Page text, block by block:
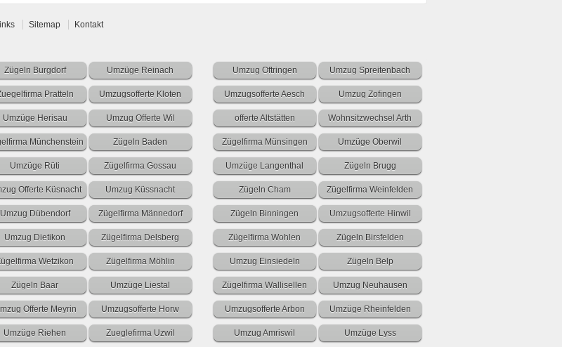
Sitemap Kontakt
Zügeln Burgdorf
Pratteln
Umzüge Herisau
Münchenstein
Umzüge Rüti
Offerte Küsnacht
Umzug Dübendorf
Umzug Dietikon
Wetzikon
Zügeln Baar
Offerte Meyrin
Umzüge Riehen
Umzüge Reinach
Umzugsofferte Kloten
Umzug Offerte Wil
Zügeln Baden
Zügelfirma Gossau
Umzug Küssnacht
Zügelfirma Männedorf
Zügelfirma Delsberg
Zügelfirma Möhlin
Umzüge Liestal
Umzugsofferte Horw
Zueglefirma Uzwil
Umzug Oftringen
Umzugsofferte Aesch
offerte Altstätten
Zügelfirma Münsingen
Umzüge Langenthal
Zügeln Cham
Zügeln Binningen
Zügelfirma Wohlen
Umzug Einsiedeln
Zügelfirma Wallisellen
Umzugsofferte Arbon
Umzug Amriswil
Umzug Spreitenbach
Umzug Zofingen
Wohnsitzwechsel Arth
Umzüge Oberwil
Zügeln Brugg
Zügelfirma Weinfelden
Umzugsofferte Hinwil
Zügeln Birsfelden
Zügeln Belp
Umzug Neuhausen
Umzüge Rheinfelden
Umzüge Lyss